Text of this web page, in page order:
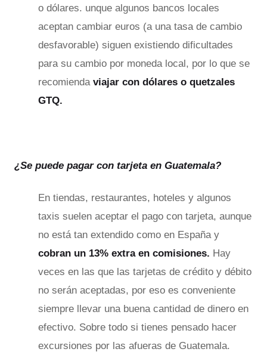
o dólares. unque algunos bancos locales
aceptan cambiar euros (a una tasa de cambio
desfavorable) siguen existiendo dificultades
para su cambio por moneda local, por lo que se
recomienda viajar con dólares o quetzales
GTQ.
¿Se puede pagar con tarjeta en Guatemala?
En tiendas, restaurantes, hoteles y algunos
taxis suelen aceptar el pago con tarjeta, aunque
no está tan extendido como en España y
cobran un 13% extra en comisiones. Hay
veces en las que las tarjetas de crédito y débito
no serán aceptadas, por eso es conveniente
siempre llevar una buena cantidad de dinero en
efectivo. Sobre todo si tienes pensado hacer
excursiones por las afueras de Guatemala.